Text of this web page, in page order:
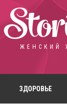
ЖЕНСКИЙ
ЗДОРОВЬЕ